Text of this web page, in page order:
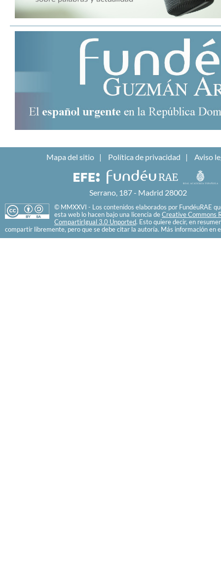
Mapa del sitio Política de privacidad Aviso
Serrano, 187 - Madrid 28002
© MMXXVI - Los contenidos elaborados por FundéuRAE
esta web lo hacen bajo una licencia de Creative Commons
CompartirIgual 3.0 Unported. Esto quiere decir, en
compartir libremente, pero que se debe citar la autoría. Más información en